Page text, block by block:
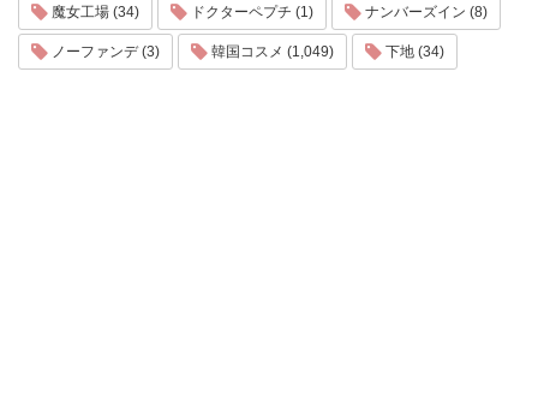
魔女工場 (34) ドクターペプチ (1) ナンバーズイン (8)
ノーファンデ (3) 韓国コスメ (1,049) 下地 (34)